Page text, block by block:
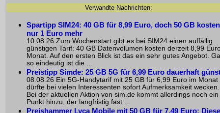
Verwandte Nachrichten:
Spartipp SIM24: 40 GB für 8,99 Euro, doch 50 GB kosten
nur 1 Euro mehr
10.08.26 Zum Wochenstart gibt es bei SIM24 einen auffällig
günstigen Tarif: 40 GB Datenvolumen kosten derzeit 8,99
Monat. Auf den ersten Blick ist das ein sehr gutes Angebot.
so eindeutig ist die ...
Preistipp Simde: 25 GB 5G für 6,99 Euro dauerhaft
08.08.26 Ein 5G-Handytarif mit 25 GB für 6,99 Euro im Monat
dürfte bei vielen Interessenten sofort Aufmerksamkeit wecken.
Bei der aktuellen Aktion von sim.de kommt allerdings noch ein
Punkt hinzu, der langfristig fast ...
Preishammer Lyca Mobile mit 50 GB für 7,49 Euro: